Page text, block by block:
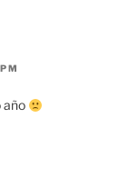
año